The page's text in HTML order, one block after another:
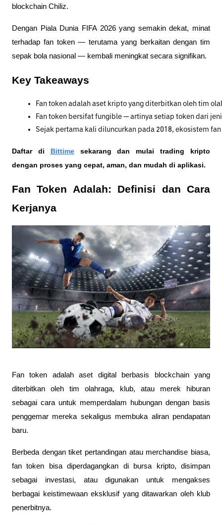
blockchain Chiliz.
Dengan Piala Dunia FIFA 2026 yang semakin dekat, minat
terhadap fan token — terutama yang berkaitan dengan tim
sepak bola nasional — kembali meningkat secara signifikan.
Key Takeaways
Fan token adalah aset kripto yang diterbitkan oleh tim
Fan token bersifat fungible — artinya setiap token dari
Sejak pertama kali diluncurkan pada 2018, ekosistem
Daftar di Bittimesekarang dan mulai trading kripto
dengan proses yang cepat, aman, dan mudah di aplikasi.
Fan Token Adalah: Definisi dan Cara
Kerjanya
Fan token adalah aset digital berbasis blockchain yang
diterbitkan oleh tim olahraga, klub, atau merek hiburan
sebagai cara untuk memperdalam hubungan dengan basis
penggemar mereka sekaligus membuka aliran pendapatan
baru.
Berbeda dengan tiket pertandingan atau merchandise biasa,
fan token bisa diperdagangkan di bursa kripto, disimpan
sebagai investasi, atau digunakan untuk mengakses
berbagai keistimewaan eksklusif yang ditawarkan oleh klub
penerbitnya.